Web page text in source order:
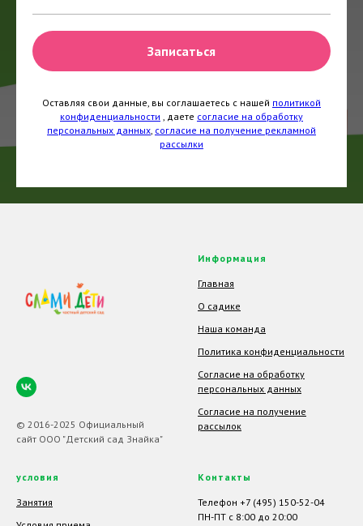
Записаться
Оставляя свои данные, вы соглашаетесь с нашей политикой
конфиденциальности , даете согласие на обработку
персональных данных согласие на получение рекламной
рассылки
© 2016-2025 Официальный
сайт ООО "Детский сад Знайка"
Информация
Главная
О садике
Наша команда
Политика конфиденциальности
Согласие на обработку
персональных данных
Согласие на получение
рассылок
условия
Занятия
Контакты
Телефон +7 (495) 150-52-04
ПН-ПТ с 8:00 до 20:00